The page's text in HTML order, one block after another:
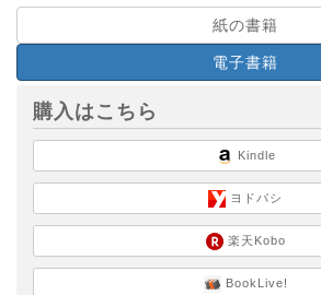
紙の書籍
電子書籍
購入はこちら
Kindle
ヨドバシ
楽天Kobo
BookLive!